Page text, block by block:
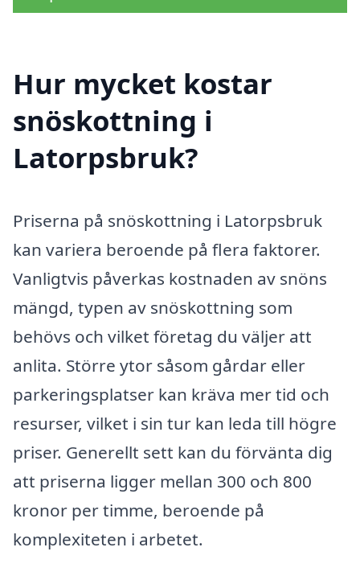
Hur mycket kostar
snöskottning i
Latorpsbruk?
Priserna på snöskottning i Latorpsbruk
kan variera beroende på flera faktorer.
Vanligtvis påverkas kostnaden av snöns
mängd, typen av snöskottning som
behövs och vilket företag du väljer att
anlita. Större ytor såsom gårdar eller
parkeringsplatser kan kräva mer tid och
resurser, vilket i sin tur kan leda till högre
priser. Generellt sett kan du förvänta dig
att priserna ligger mellan 300 och 800
kronor per timme, beroende på
komplexiteten i arbetet.